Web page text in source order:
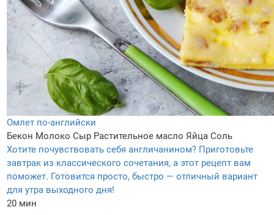
Омлет по-английски
Бекон Молоко Сыр Растительное масло Яйца Соль
Хотите почувствовать себя англичанином? Приготовьте
завтрак из классического сочетания, а этот рецепт вам
поможет. Готовится просто, быстро — отличный вариант
для утра выходного дня!
20 мин